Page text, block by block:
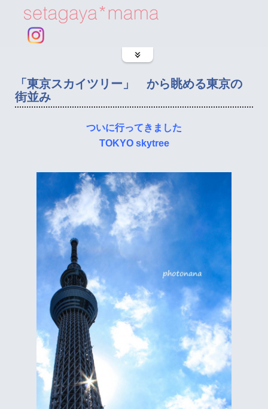
「東京スカイツリー」 から眺める東京の
街並み
ついに行ってきました
TOKYO skytree